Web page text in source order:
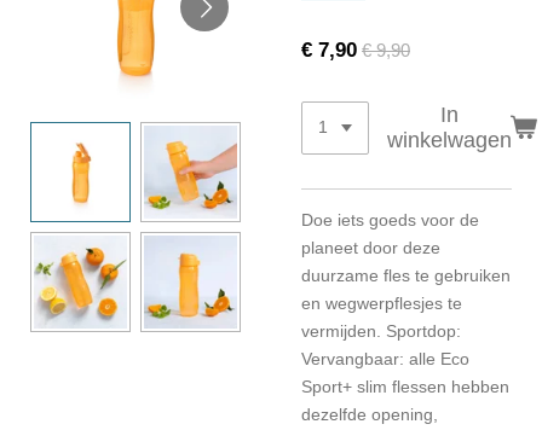
€ 7,90 € 9,90
In
winkelwagen
Doe iets goeds voor de
planeet door deze
duurzame fles te gebruiken
en wegwerpflesjes te
vermijden. Sportdop:
Vervangbaar: alle Eco
Sport+ slim flessen hebben
dezelfde opening,